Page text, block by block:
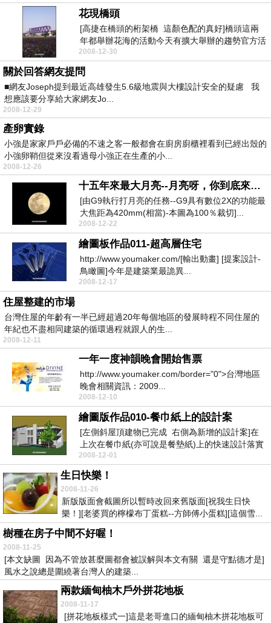
花現橋頭
[高捷在橋頭的桁架橋 這顏色配的真好]橋頭這兩
年都舉辦花海的活動今天有擴大舉辦的趨勢官方活
動叫「花...
2008-12-30
關於回答網友提問
■網友Joseph提到最近高雄發生5.6級地震與大樓設計安全的疑慮 我
想應該要分享給大家網友Jo...
2008-12-29
產卵實錄
小強是家家戶戶必備的不速之客一般都會在廚房廚櫃裡看到已經出殼的
小強卵鞘但從來沒看過母小強正在生產的小...
2008-12-26
十五年來最大月亮--月亮呀，你到底來自何處？
[由G9執行打月亮的任務--G9具有數位2X的功能最
大焦距為420mm(相當)-本圖為100％裁切]...
2008-12-22
繪圖板作品011-超高層住宅
http://www.youmaker.com/[輸出動畫] [提案設計-
鳥瞰圖]今年是建築業最詭異...
2008-12-17
住屋整建的市場
台灣住屋的年齡有一半已經超過20年每個地區的發展時程不同住屋的
年紀也不盡相同建築的循環過程就跟人的生...
2008-12-11
一年一度神韻晚會開始售票
http://www.youmaker.com/border="0">台灣地區
晚會相關資訊：2009...
2008-12-10
繪圖版作品010-餐巾紙上的設計案
[左側斜屋頂建物已完成 右側為新增的設計案]在
上次在餐巾紙(亦可說是餐墊紙)上的快速設計落實
成電腦...
2008-12-01
生日快樂！
2008-11-26
新版版面會截圖所以暫時改回來舊版面[祝我生日快
樂！][老婆買的檸檬布丁蛋糕--方師傅小蛋糕][這個雪...
樹種在房子中間不好喔！
2008-11-25
[本文缺圖 因為不管放甚麼圖都會被誤解與本文有關 還是守點德才是]
風水之說總是圍繞著台灣人的建築...
兩款緬甸柚木戶外拼花地板
2008-11-17
[拼花地板樣式一]這是老哥進口的緬甸柚木拼花地板可